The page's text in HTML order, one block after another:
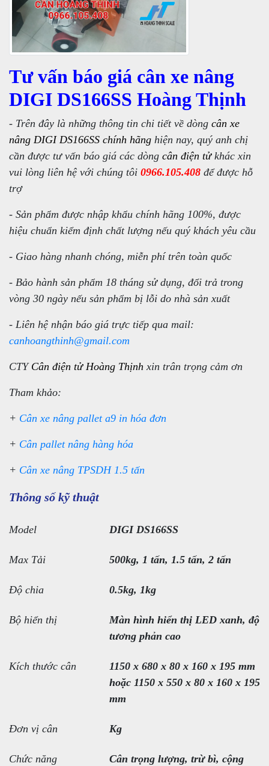
Tư vấn báo giá cân xe nâng
DIGI DS166SS Hoàng Thịnh
- Trên đây là những thông tin chi tiết về dòng cân xe
nâng DIGI DS166SS chính hãng hiện nay, quý anh chị
cần được tư vấn báo giá các dòng cân điện tửkhác xin
vui lòng liên hệ với chúng tôi 0966.105.408 để được hỗ
trợ
- Sản phẩm được nhập khẩu chính hãng 100%, được
hiệu chuẩn kiểm định chất lượng nếu quý khách yêu cầu
- Giao hàng nhanh chóng, miễn phí trên toàn quốc
- Bảo hành sản phẩm 18 tháng sử dụng, đổi trả trong
vòng 30 ngày nếu sản phẩm bị lỗi do nhà sản xuất
- Liên hệ nhận báo giá trực tiếp qua mail:
canhoangthinh@gmail.com
CTY Cân điện tử Hoàng Thịnh xin trân trọng cảm ơn
Tham khảo:
+ Cân xe nâng pallet a9 in hóa đơn
+ Cân pallet nâng hàng hóa
+ Cân xe nâng TPSDH 1.5 tấn
Thông số kỹ thuật
Model DIGI DS166SS
Max Tải 500kg, 1 tấn, 1.5 tấn, 2 tấn
Độ chia 0.5kg, 1kg
Bộ hiển thị
Màn hình hiển thị LED xanh, độ
tương phản cao
Kích thước cân
1150 x 680 x 80 x 160 x 195 mm
hoặc 1150 x 550 x 80 x 160 x 195
mm
Đơn vị cân Kg
Chức năng
Cân trọng lượng, trừ bì, cộng